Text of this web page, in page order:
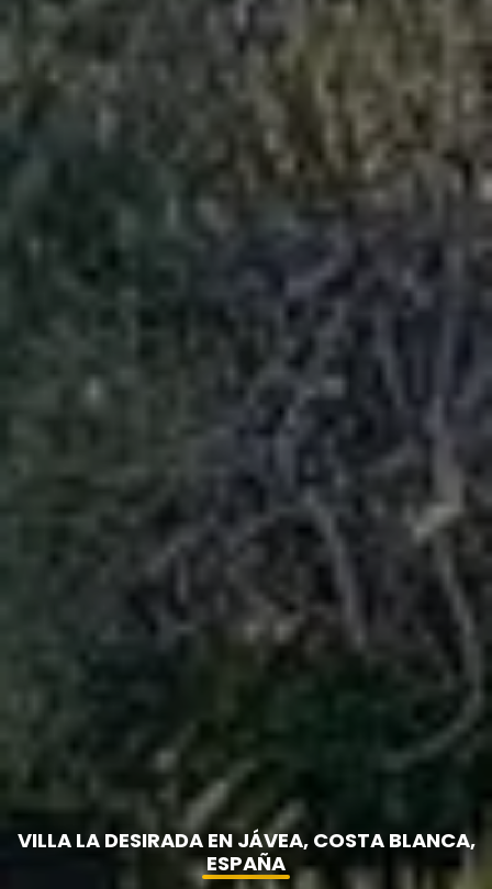
VILLA LA DESIRADA EN JÁVEA, COSTA BLANCA,
ESPAÑA